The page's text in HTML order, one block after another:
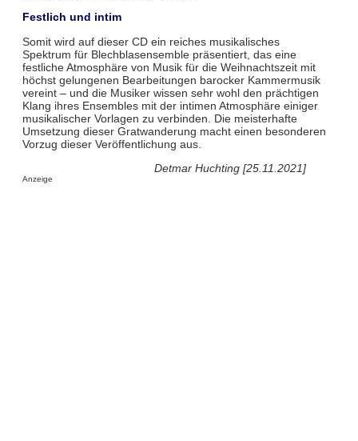
Festlich und intim
Somit wird auf dieser CD ein reiches musikalisches
Spektrum für Blechblasensemble präsentiert, das eine
festliche Atmosphäre von Musik für die Weihnachtszeit mit
höchst gelungenen Bearbeitungen barocker Kammermusik
vereint – und die Musiker wissen sehr wohl den prächtigen
Klang ihres Ensembles mit der intimen Atmosphäre einiger
musikalischer Vorlagen zu verbinden. Die meisterhafte
Umsetzung dieser Gratwanderung macht einen besonderen
Vorzug dieser Veröffentlichung aus.
Detmar Huchting [25.11.2021]
Anzeige